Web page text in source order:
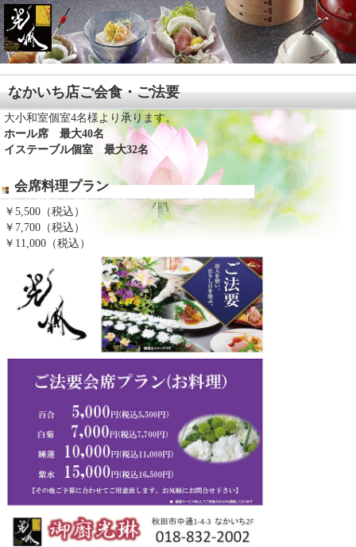
なかいち店ご会食・ご法要
大小和室個室4名様より承ります。
ホール席 最大40名
イステーブル個室 最大32名
会席料理プラン
￥5,500（税込）
￥7,700（税込）
￥11,000（税込）